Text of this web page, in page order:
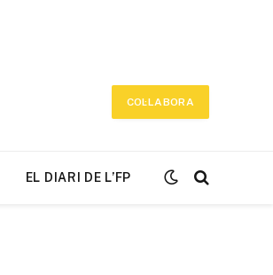
COL·LABORA
EL DIARI DE L’FP